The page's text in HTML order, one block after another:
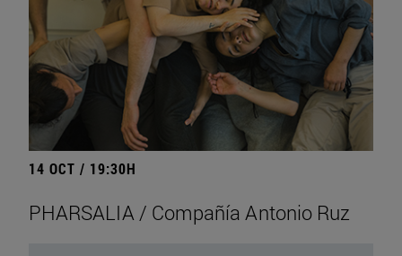
14 OCT / 19:30H
PHARSALIA / Compañía Antonio Ruz